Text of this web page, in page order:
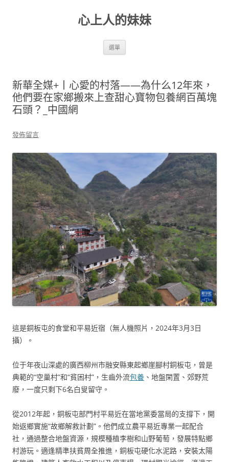
心上人的妹妹
選單
新華全媒+丨心愛的村落——為什么12年來，
他們要在家鄉搬來上查甜心寶物包養網百萬塊
石頭？_中國網
發佈留言
這是銅板屯的食堂和平易近宿（無人機照片，2024年3月3日
攝）。
位于年夜山深處的廣西柳州市融安縣東起鄉崖腳村銅板屯，曾是
典範的“空巢村”和“貧困村”，生齒外流包養 、地盤閑置、郊野荒
廢，一度只剩下6名白叟留守。
從2012年起，銅板屯部門村平易近在當地黨委當局的支撐下，開
始返鄉實施“故鄉解救計劃”。他們成立農平易近專業一起配合
社，通過整合地盤資源，規模種植李樹和山野葡萄，發展特點鄉
村游玩。適逢精準扶貧周全推進，銅板屯硬化水泥路，安裝太陽